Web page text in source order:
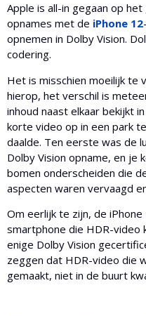
Apple is all-in gegaan op
opnames met de iPhone 12
opnemen in Dolby Vision.
codering.
Het is misschien moeilijk te
hierop, het verschil is
inhoud naast elkaar bekijkt
korte video op in een park
daalde. Ten eerste was de
Dolby Vision opname, en je
bomen onderscheiden die
aspecten waren vervaagd
Om eerlijk te zijn, de
smartphone die HDR-video
enige Dolby Vision
zeggen dat HDR-video die
gemaakt, niet in de buurt